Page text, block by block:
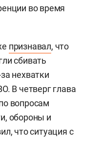
во время
признавал, что
сбивать
нехватки
В четверг глава
вопросам
обороны и
что ситуация с